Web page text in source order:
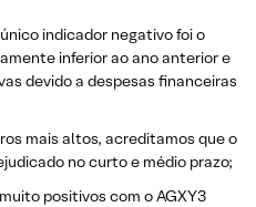
indicador negativo foi o
inferior ao ano anterior e
devido a despesas financeiras
mais altos, acreditamos que o
no curto e médio prazo;
positivos com o AGXY3